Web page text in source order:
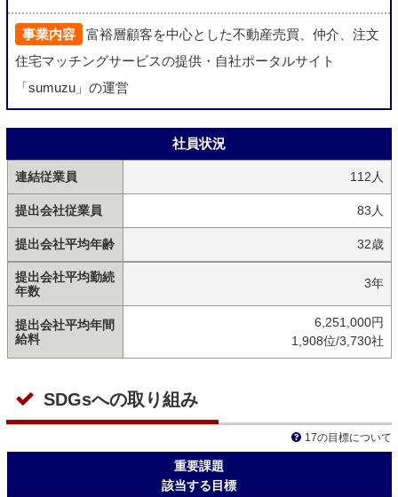
事業内容
富裕層顧客を中心とした不動産売買、仲介、注文
住宅マッチングサービスの提供・自社ポータルサイト
「sumuzu」の運営
社員状況
連結従業員 112人
提出会社従業員 83人
提出会社平均年齢 32歳
提出会社平均勤続
年数
3年
提出会社平均年間
給料
6,251,000円
1,908位/3,730社
SDGsへの取り組み
17の目標について
重要課題
該当する目標